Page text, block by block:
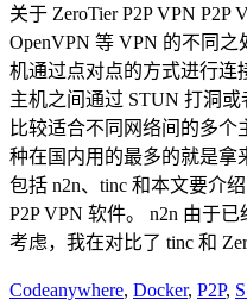
关于 ZeroTier P2P VPN P2P
OpenVPN 等 VPN 的不同
机通过点对点的方式进行连
主机之间通过 STUN 打洞或
比较适合不同网络间的多个
种在国内用的最多的就是拿
包括 n2n、tinc 和本文要介
P2P VPN 软件。 n2n 由于
考虑，我在对比了 tinc 和
Codeanywhere, Docker, P2P,